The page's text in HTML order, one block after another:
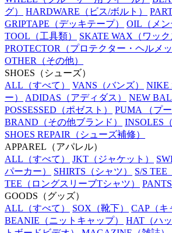
グ）
HARDWARE （ビス/ボルト）
GRIPTAPE （デッキテープ） OIL （メ
TOOL （工具類） SKATE WAX （ワック
PROTECTOR （プロテクター・ヘルメ
OTHER （その他）
SHOES （シューズ）
ALL （すべて） VANS （バンズ） NIKE
ー）
ADIDAS （アディダス） NEW
POSSESSED （ポゼスト） PUMA （プ
BRAND （その他ブランド） INSOLES
SHOES REPAIR （シューズ補修）
APPAREL （アパレル）
ALL （すべて） JKT （ジャケット）
パーカー）
SHIRTS （シャツ） S/S TEE
TEE （ロングスリーブTシャツ） PANTS
GOODS （グッズ）
ALL （すべて） SOX （靴下） CAP （キ
BEANIE （ニットキャップ） HAT （ハ